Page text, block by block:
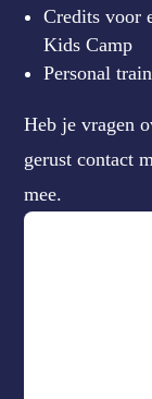
Credits voor
Kids Camp
Personal
Heb je vragen
gerust contact
mee.